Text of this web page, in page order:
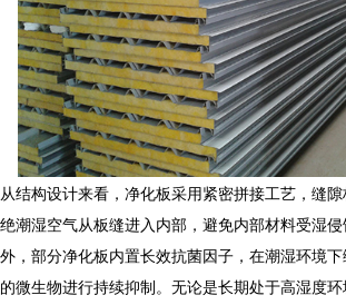
从结构设计来看， 净化板采用紧密拼接工艺，缝
绝潮湿空气从板缝进入内部，避免内部材料受湿
外，部分净化板内置长效抗菌因子，在潮湿环境
的微生物进行持续抑制。无论是长期处于高湿度